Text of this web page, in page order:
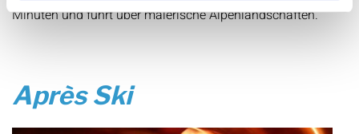
Minuten und führt über malerische Alpenlandschaften.
Après Ski